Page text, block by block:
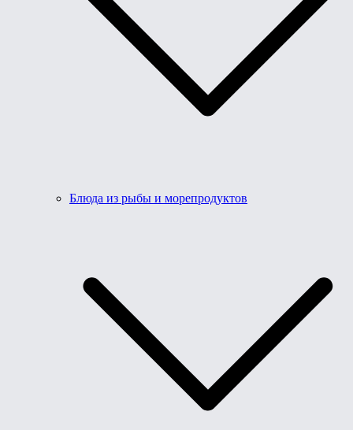
Блюда из рыбы и морепродуктов